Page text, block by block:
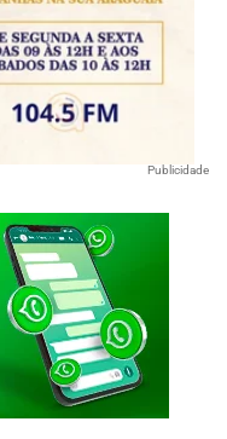
Publicidade